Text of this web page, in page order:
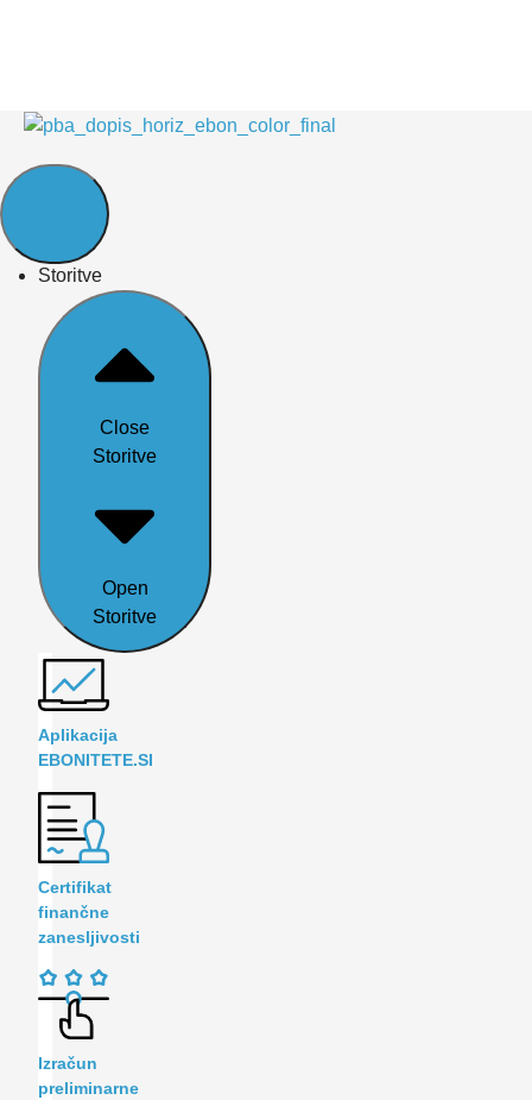
Storitve
Close
Storitve
Open
Storitve
Aplikacija
EBONITETE.SI
Certifikat
finančne
zanesljivosti
Izračun
preliminarne